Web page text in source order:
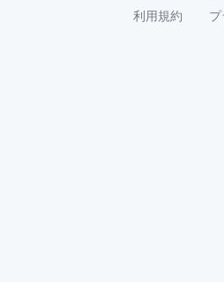
利用規約